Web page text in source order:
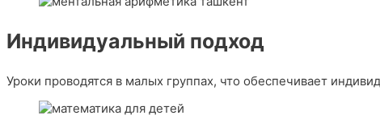
Индивидуальный подход
Уроки проводятся в малых группах, что обеспечивает